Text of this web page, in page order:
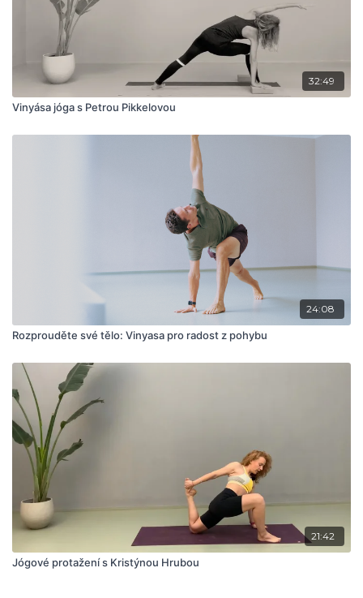
32:49
Vinyása jóga s Petrou Pikkelovou
24:08
Rozprouděte své tělo: Vinyasa pro radost z pohybu
21:42
Jógové protažení s Kristýnou Hrubou